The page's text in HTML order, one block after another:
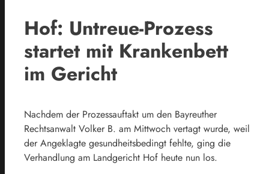
Hof: Untreue-Prozess
startet mit Krankenbett
im Gericht
Nachdem der Prozessauftakt um den Bayreuther
Rechtsanwalt Volker B. am Mittwoch vertagt wurde, weil
der Angeklagte gesundheitsbedingt fehlte, ging die
Verhandlung am Landgericht Hof heute nun los.